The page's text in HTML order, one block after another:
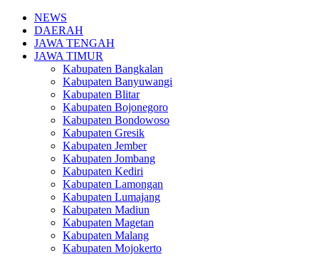
NEWS
DAERAH
JAWA TENGAH
JAWA TIMUR
Kabupaten Bangkalan
Kabupaten Banyuwangi
Kabupaten Blitar
Kabupaten Bojonegoro
Kabupaten Bondowoso
Kabupaten Gresik
Kabupaten Jember
Kabupaten Jombang
Kabupaten Kediri
Kabupaten Lamongan
Kabupaten Lumajang
Kabupaten Madiun
Kabupaten Magetan
Kabupaten Malang
Kabupaten Mojokerto